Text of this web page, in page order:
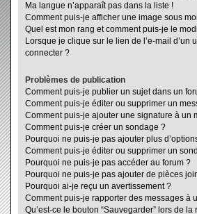
Ma langue n’apparaît pas dans la liste !
Comment puis-je afficher une image sous
Quel est mon rang et comment puis-je le
Lorsque je clique sur le lien de l’e-mail d’un
connecter ?
Problèmes de publication
Comment puis-je publier un sujet dans un
Comment puis-je éditer ou supprimer un
Comment puis-je ajouter une signature à un
Comment puis-je créer un sondage ?
Pourquoi ne puis-je pas ajouter plus
Comment puis-je éditer ou supprimer un
Pourquoi ne puis-je pas accéder au forum ?
Pourquoi ne puis-je pas ajouter de pièces
Pourquoi ai-je reçu un avertissement ?
Comment puis-je rapporter des messages à
Qu’est-ce le bouton “Sauvegarder” lors de la